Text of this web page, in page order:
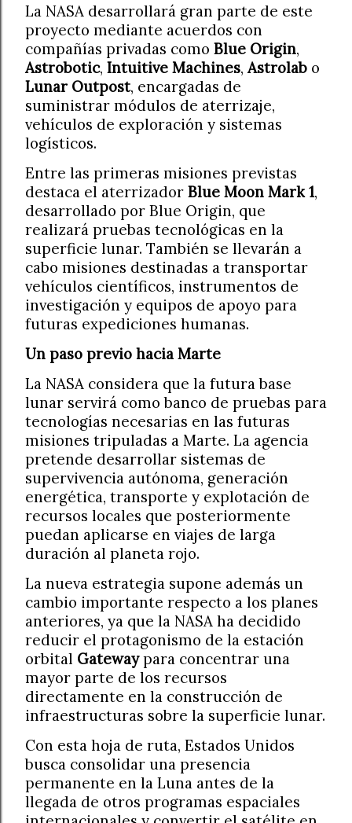
La NASA desarrollará gran parte de este
proyecto mediante acuerdos con
compañías privadas como Blue Origin,
Astrobotic, Intuitive Machines, Astrolab o
Lunar Outpost, encargadas de
suministrar módulos de aterrizaje,
vehículos de exploración y sistemas
logísticos.
Entre las primeras misiones previstas
destaca el aterrizador Blue Moon Mark 1,
desarrollado por Blue Origin, que
realizará pruebas tecnológicas en la
superficie lunar. También se llevarán a
cabo misiones destinadas a transportar
vehículos científicos, instrumentos de
investigación y equipos de apoyo para
futuras expediciones humanas.
Un paso previo hacia Marte
La NASA considera que la futura base
lunar servirá como banco de pruebas para
tecnologías necesarias en las futuras
misiones tripuladas a Marte. La agencia
pretende desarrollar sistemas de
supervivencia autónoma, generación
energética, transporte y explotación de
recursos locales que posteriormente
puedan aplicarse en viajes de larga
duración al planeta rojo.
La nueva estrategia supone además un
cambio importante respecto a los planes
anteriores, ya que la NASA ha decidido
reducir el protagonismo de la estación
orbital Gatewaypara concentrar una
mayor parte de los recursos
directamente en la construcción de
infraestructuras sobre la superficie lunar.
Con esta hoja de ruta, Estados Unidos
busca consolidar una presencia
permanente en la Luna antes de la
llegada de otros programas espaciales